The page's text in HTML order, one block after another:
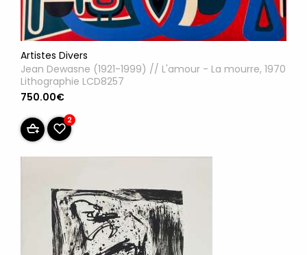
Artistes Divers
Jean Dewasne (1921-1999) // L'amour - La mourre, 1970
Lithographie LCD8257
750.00€
2